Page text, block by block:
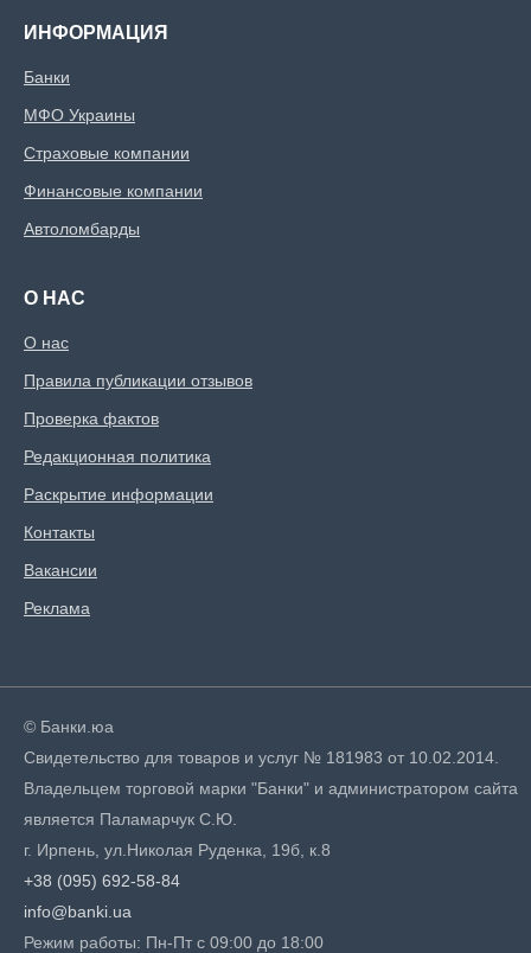
ИНФОРМАЦИЯ
Банки
МФО Украины
Страховые компании
Финансовые компании
Автоломбарды
О НАС
О нас
Правила публикации отзывов
Проверка фактов
Редакционная политика
Раскрытие информации
Контакты
Вакансии
Реклама
© Банки.юа
Свидетельство для товаров и услуг № 181983 от 10.02.2014.
Владельцем торговой марки "Банки" и администратором сайта
является Паламарчук С.Ю.
г. Ирпень, ул.Николая Руденка, 19б, к.8
+38 (095) 692-58-84
info@banki.ua
Режим работы: Пн-Пт с 09:00 до 18:00